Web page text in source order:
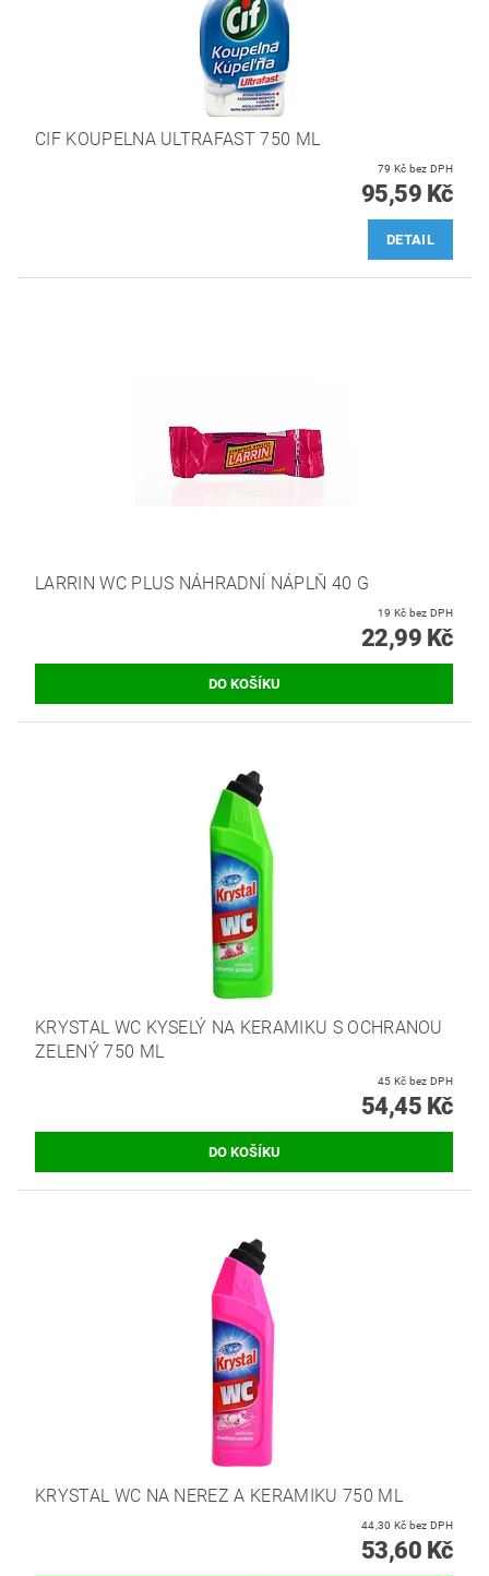
CIF KOUPELNA ULTRAFAST 750 ML
79 Kč bez DPH
95,59 Kč
DETAIL
LARRIN WC PLUS NÁHRADNÍ NÁPLŇ 40 G
19 Kč bez DPH
22,99 Kč
KRYSTAL WC KYSELÝ NA KERAMIKU S OCHRANOU
ZELENÝ 750 ML
45 Kč bez DPH
54,45 Kč
KRYSTAL WC NA NEREZ A KERAMIKU 750 ML
44,30 Kč bez DPH
53,60 Kč